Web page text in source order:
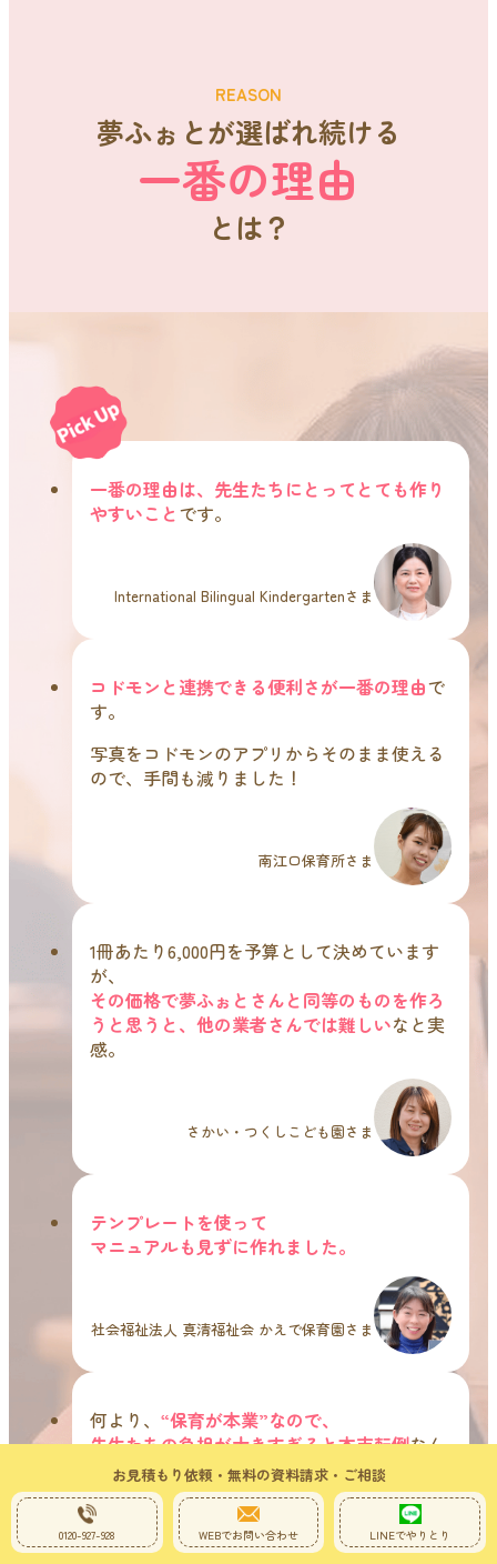
お見積もり依頼・無料の資料請求・ご相談
0120-927-928 WEBでお問い合わせ LINEでやりとり
REASON
夢ふぉとが選ばれ続ける
一番の理由
とは？
一番の理由は、先生たちにとってとても作り
やすいことです。
International Bilingual Kindergartenさま
コドモンと連携できる便利さが一番の理由で
す。
写真をコドモンのアプリからそのまま使える
ので、手間も減りました！
南江口保育所さま
1冊あたり6,000円を予算として決めています
が、
その価格で夢ふぉとさんと同等のものを作ろ
うと思うと、他の業者さんでは難しいなと実
感。
さかい・つくしこども園さま
テンプレートを使って
マニュアルも見ずに作れました。
社会福祉法人 真清福祉会 かえで保育園さま
何より、“保育が本業”なので、
先生たちの負担が大きすぎると本末転倒なん
です。
プロの専門家と組んで進められるのは本当に
ありがたいです。